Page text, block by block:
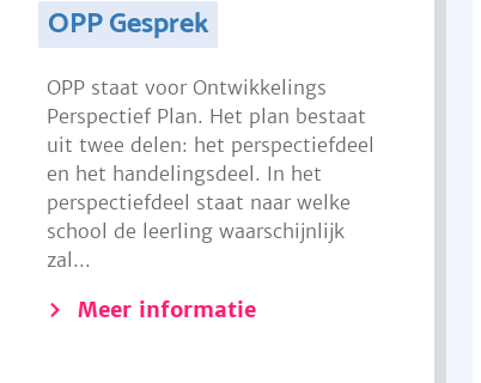
OPP Gesprek
OPP staat voor Ontwikkelings
Perspectief Plan. Het plan bestaat
uit twee delen: het perspectiefdeel
en het handelingsdeel. In het
perspectiefdeel staat naar welke
school de leerling waarschijnlijk
zal...
Meer informatie